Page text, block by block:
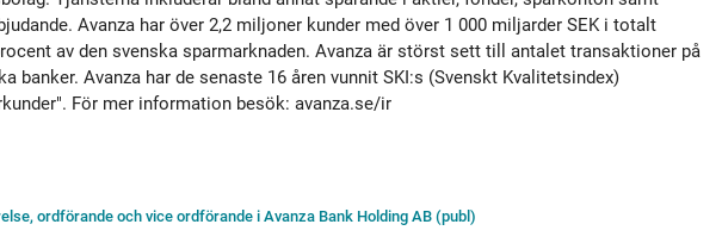
Avanza har över 2,2 miljoner kunder med över 1 000 miljarder SEK i totalt
av den svenska sparmarknaden. Avanza är störst sett till antalet transaktioner på
banker. Avanza har de senaste 16 åren vunnit SKI:s (Svenskt Kvalitetsindex)
För mer information besök: avanza.se/ir
ordförande och vice ordförande i Avanza Bank Holding AB (publ)